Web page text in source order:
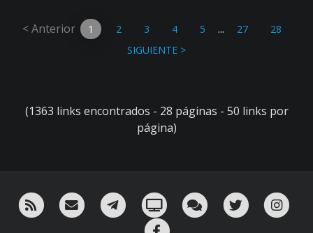
< Anterior 1 2 3 4 5 ... 27
28
SIGUIENTE >
(1363 links encontrados - 28 páginas - 50 links por
página)
RSS ¡Mándame un email!¡Nuestro canal en Telegram!
Oink! TV Charla con nosotros
Twitter